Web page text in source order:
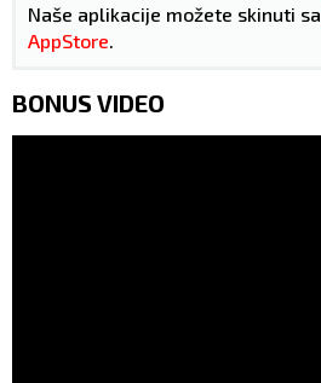
Naše aplikacije možete skinuti sa
AppStore
BONUS VIDEO